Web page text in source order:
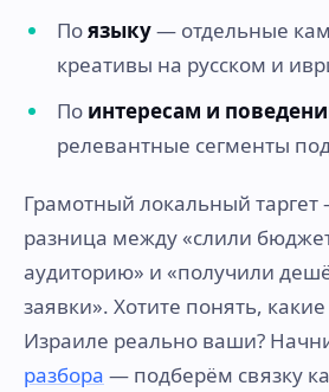
Поязыку— отдельные
креативы на русском и
По интересам и
релевантные сегменты
Грамотный локальный таргет
разница между «слили
аудиторию» и «получили
заявки». Хотите понять,
Израиле реально ваши?
разбора — подберём связку